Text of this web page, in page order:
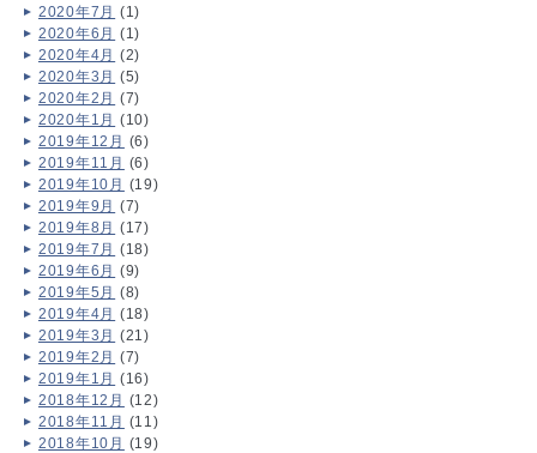
2020年7月 (1)
2020年6月 (1)
2020年4月 (2)
2020年3月 (5)
2020年2月 (7)
2020年1月 (10)
2019年12月 (6)
2019年11月 (6)
2019年10月 (19)
2019年9月 (7)
2019年8月 (17)
2019年7月 (18)
2019年6月 (9)
2019年5月 (8)
2019年4月 (18)
2019年3月 (21)
2019年2月 (7)
2019年1月 (16)
2018年12月 (12)
2018年11月 (11)
2018年10月 (19)